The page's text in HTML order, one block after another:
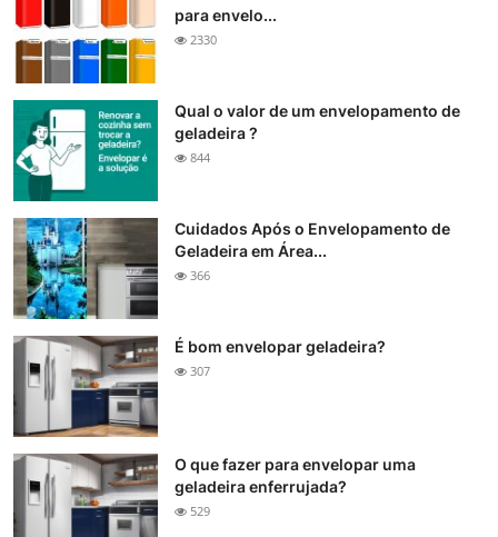
para envelo...
2330
Qual o valor de um envelopamento de
geladeira ?
844
Cuidados Após o Envelopamento de
Geladeira em Área...
366
É bom envelopar geladeira?
307
O que fazer para envelopar uma
geladeira enferrujada?
529